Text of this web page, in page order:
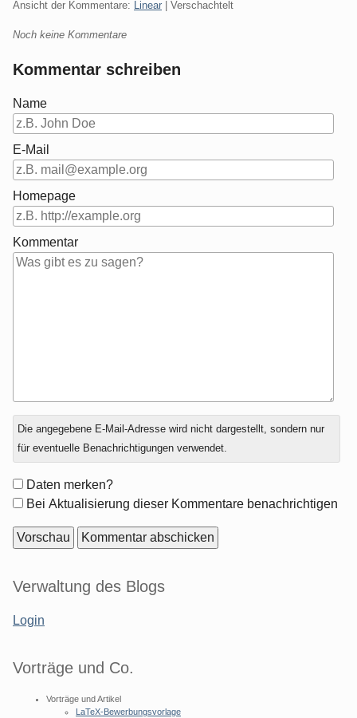
Ansicht der Kommentare: Linear | Verschachtelt
Noch keine Kommentare
Kommentar schreiben
Name
E-Mail
Homepage
Kommentar
Antwort
zu
Die angegebene E-Mail-Adresse wird nicht dargestellt, sondern nur
für eventuelle Benachrichtigungen verwendet.
Formular-
Optionen
Daten merken?
Bei Aktualisierung dieser Kommentare benachrichtigen
Seitenleiste
Verwaltung des Blogs
Login
Vorträge und Co.
Vorträge und Artikel
LaTeX-Bewerbungsvorlage